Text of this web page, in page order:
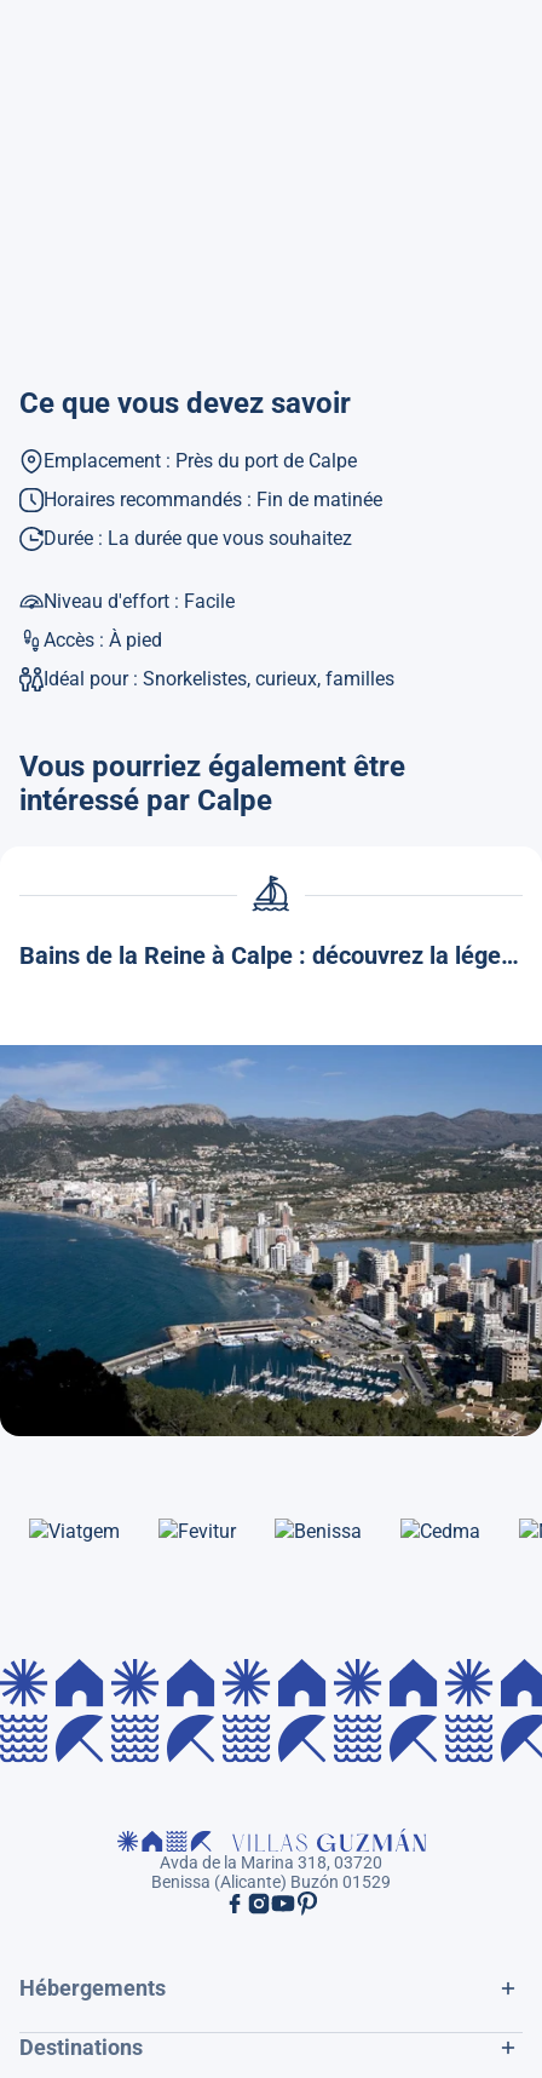
Ce que vous devez savoir
Emplacement : Près du port de Calpe
Horaires recommandés : Fin de matinée
Durée : La durée que vous souhaitez
Niveau d'effort : Facile
Accès : À pied
Idéal pour : Snorkelistes, curieux, familles
Vous pourriez également être
intéressé par Calpe
Bains de la Reine à Calpe : découvrez la légende et le charme de ce coin
Avda de la Marina 318, 03720
Benissa (Alicante) Buzón 01529
Hébergements
Destinations